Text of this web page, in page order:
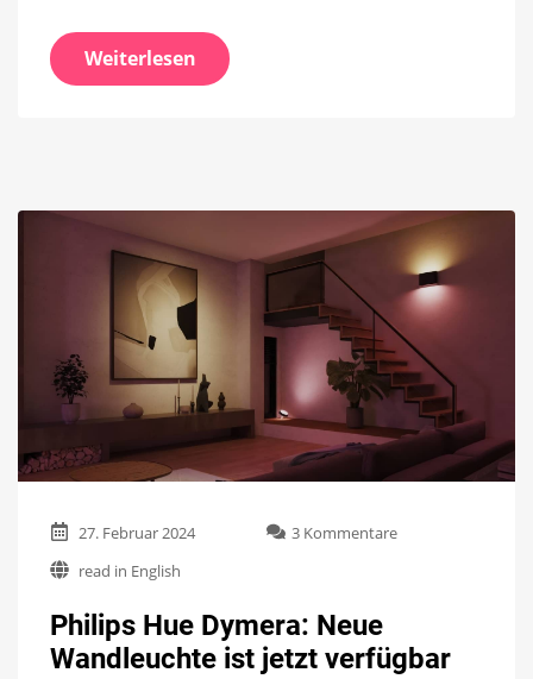
Weiterlesen
27. Februar 2024 3 Kommentarezu
Wandleuchte
ist
read in English
Philips Hue Dymera: Neue
Wandleuchte ist jetzt verfügbar